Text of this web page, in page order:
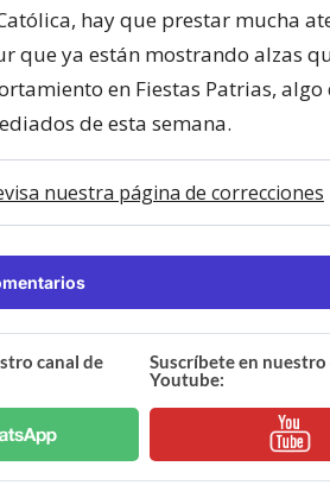
hay que prestar mucha
que ya están mostrando alzas
en Fiestas Patrias, algo
de esta semana.
nuestra página de correcciones
canal de
Suscríbete en nuestro
Youtube: